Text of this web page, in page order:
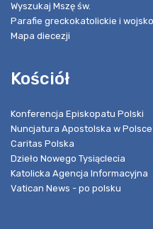
Wyszukaj Mszę św.
Parafie greckokatolickie i
Mapa diecezji
Kościół
Konferencja Episkopatu Polski
Nuncjatura Apostolska w Polsce
Caritas Polska
Dzieło Nowego Tysiąclecia
Katolicka Agencja Informacyjna
Vatican News - po polsku